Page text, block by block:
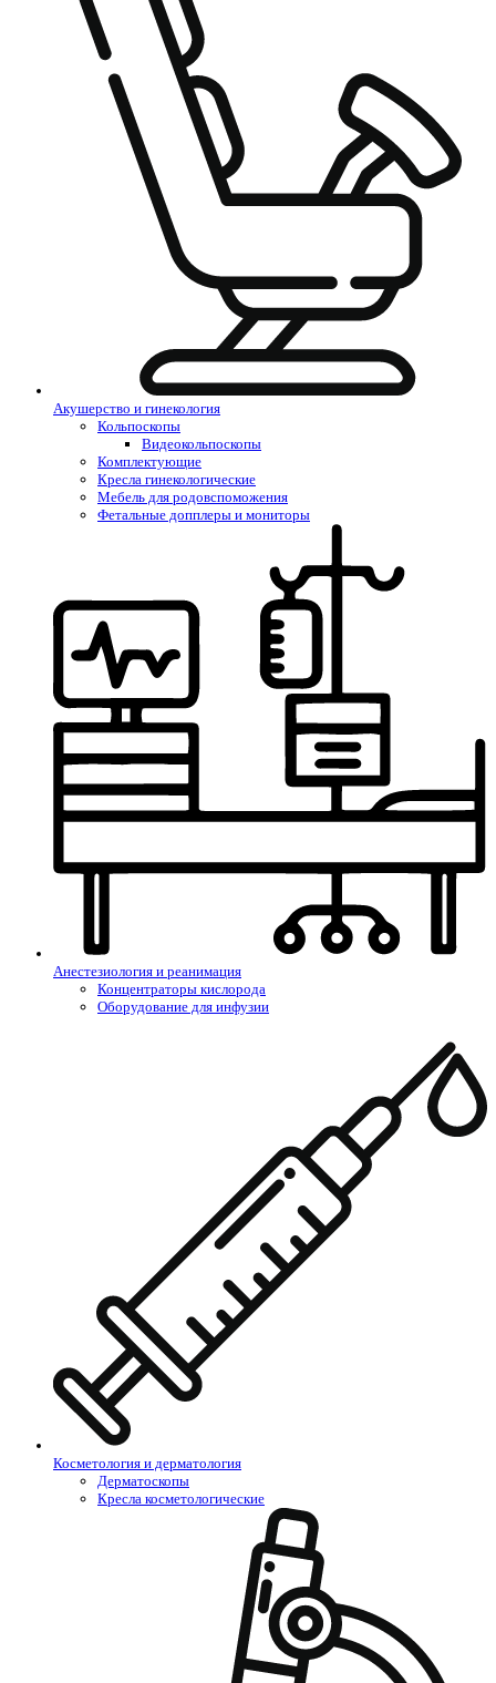
Акушерство и гинекология
Кольпоскопы
Видеокольпоскопы
Комплектующие
Кресла гинекологические
Мебель для родовспоможения
Фетальные допплеры и мониторы
Анестезиология и реанимация
Концентраторы кислорода
Оборудование для инфузии
Косметология и дерматология
Дерматоскопы
Кресла косметологические